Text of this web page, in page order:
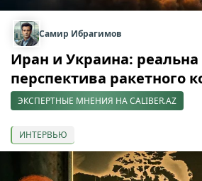
Самир Ибрагимов
Иран и Украина: реальна
перспектива ракетного
ЭКСПЕРТНЫЕ МНЕНИЯ НА CALIBER.AZ
ИНТЕРВЬЮ